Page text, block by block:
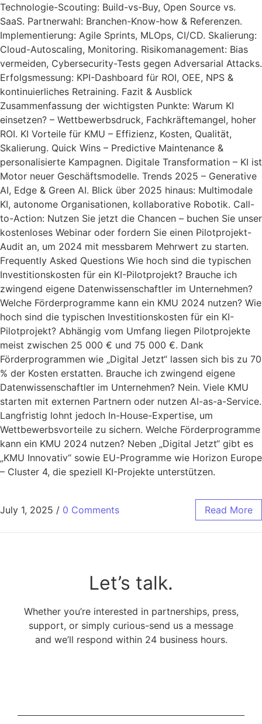
Technologie-Scouting: Build-vs-Buy, Open Source vs.
SaaS. Partnerwahl: Branchen-Know-how & Referenzen.
Implementierung: Agile Sprints, MLOps, CI/CD. Skalierung:
Cloud-Autoscaling, Monitoring. Risikomanagement: Bias
vermeiden, Cybersecurity-Tests gegen Adversarial Attacks.
Erfolgsmessung: KPI-Dashboard für ROI, OEE, NPS &
kontinuierliches Retraining. Fazit & Ausblick
Zusammenfassung der wichtigsten Punkte: Warum KI
einsetzen? – Wettbewerbsdruck, Fachkräftemangel, hoher
ROI. KI Vorteile für KMU – Effizienz, Kosten, Qualität,
Skalierung. Quick Wins – Predictive Maintenance &
personalisierte Kampagnen. Digitale Transformation – KI ist
Motor neuer Geschäftsmodelle. Trends 2025 – Generative
AI, Edge & Green AI. Blick über 2025 hinaus: Multimodale
KI, autonome Organisationen, kollaborative Robotik. Call-
to-Action: Nutzen Sie jetzt die Chancen – buchen Sie unser
kostenloses Webinar oder fordern Sie einen Pilotprojekt-
Audit an, um 2024 mit messbarem Mehrwert zu starten.
Frequently Asked Questions Wie hoch sind die typischen
Investitionskosten für ein KI-Pilotprojekt? Brauche ich
zwingend eigene Datenwissenschaftler im Unternehmen?
Welche Förderprogramme kann ein KMU 2024 nutzen? Wie
hoch sind die typischen Investitionskosten für ein KI-
Pilotprojekt? Abhängig vom Umfang liegen Pilotprojekte
meist zwischen 25 000 € und 75 000 €. Dank
Förderprogrammen wie „Digital Jetzt“ lassen sich bis zu 70
% der Kosten erstatten. Brauche ich zwingend eigene
Datenwissenschaftler im Unternehmen? Nein. Viele KMU
starten mit externen Partnern oder nutzen AI-as-a-Service.
Langfristig lohnt jedoch In-House-Expertise, um
Wettbewerbsvorteile zu sichern. Welche Förderprogramme
kann ein KMU 2024 nutzen? Neben „Digital Jetzt“ gibt es
„KMU Innovativ“ sowie EU-Programme wie Horizon Europe
– Cluster 4, die speziell KI-Projekte unterstützen.
July 1, 2025 / 0 Comments Read More
Let’s talk.
Whether you’re interested in partnerships, press,
support, or simply curious-send us a message
and we’ll respond within 24 business hours.